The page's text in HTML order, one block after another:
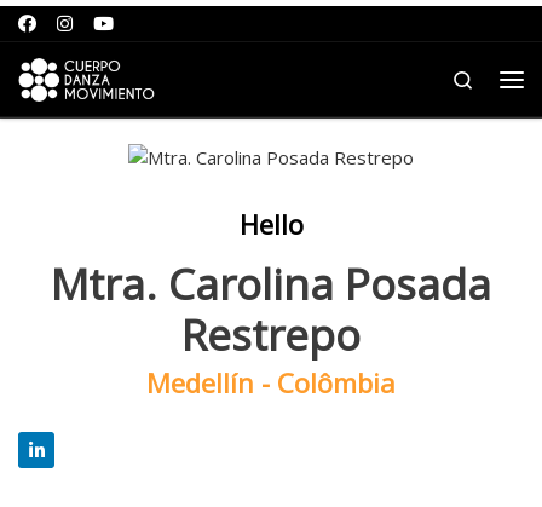
Saltar para o conteúdo
Search
Hello
Mtra. Carolina Posada
Restrepo
Medellín - Colômbia